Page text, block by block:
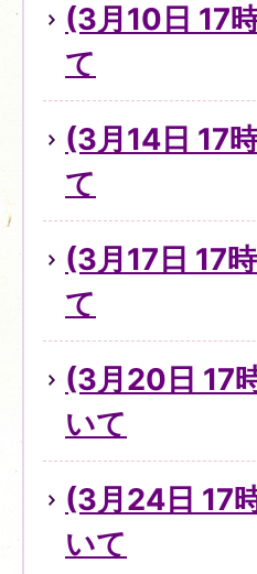
(3月10日 17
て
(3月14日 17
て
(3月17日 17
て
(3月20日 17
いて
(3月24日 17
いて